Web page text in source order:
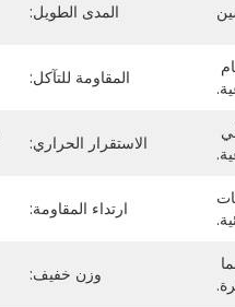
المدى الطويل:
المقاومة للتآكل:
الاستقرار الحراري:
ارتداء المقاومة:
وزن خفيف: